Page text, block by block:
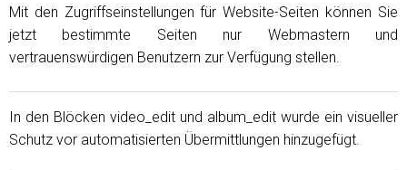
Mit den Zugriffseinstellungen für Website-Seiten können Sie
jetzt bestimmte Seiten nur Webmastern und
vertrauenswürdigen Benutzern zur Verfügung stellen.
In den Blöcken video_edit und album_edit wurde ein visueller
Schutz vor automatisierten Übermittlungen hinzugefügt.